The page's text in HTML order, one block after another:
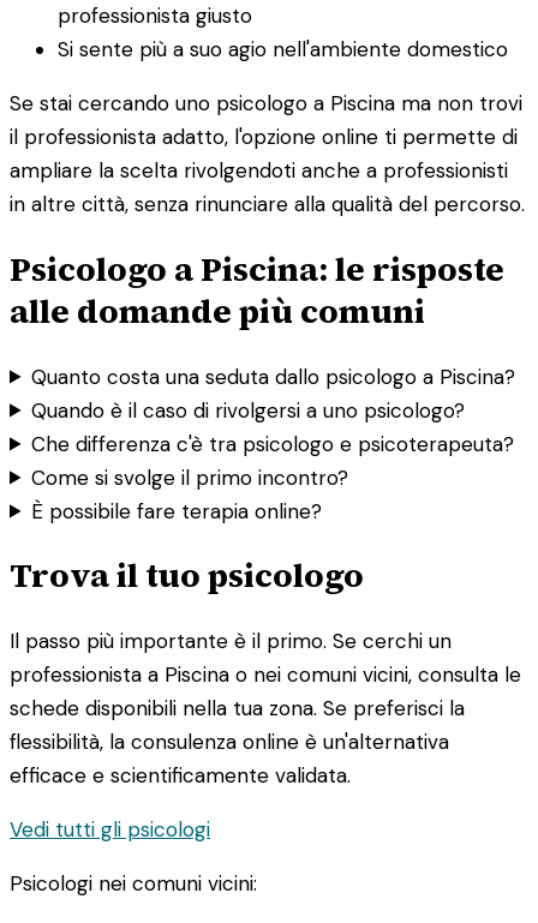
professionista giusto
Si sente più a suo agio nell'ambiente domestico
Se stai cercando uno psicologo a Piscina ma non trovi
il professionista adatto, l'opzione online ti permette di
ampliare la scelta rivolgendoti anche a professionisti
in altre città, senza rinunciare alla qualità del percorso.
Psicologo a Piscina: le risposte
alle domande più comuni
Quanto costa una seduta dallo psicologo a Piscina?
Quando è il caso di rivolgersi a uno psicologo?
Che differenza c'è tra psicologo e psicoterapeuta?
Come si svolge il primo incontro?
È possibile fare terapia online?
Trova il tuo psicologo
Il passo più importante è il primo. Se cerchi un
professionista a Piscina o nei comuni vicini, consulta le
schede disponibili nella tua zona. Se preferisci la
flessibilità, la consulenza online è un'alternativa
efficace e scientificamente validata.
Vedi tutti gli psicologi
Psicologi nei comuni vicini: